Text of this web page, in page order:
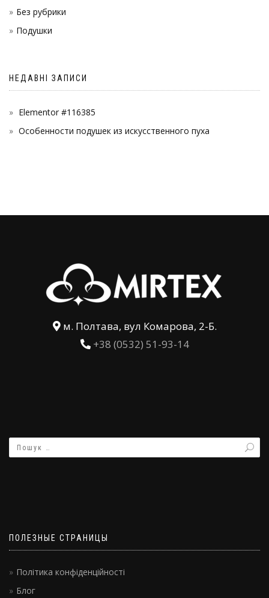
Без рубрики
Подушки
НЕДАВНІ ЗАПИСИ
Elementor #116385
Особенности подушек из искусственного пуха
м. Полтава, вул Комарова, 2-Б.
+38 (0532) 51-93-14
ПОЛЕЗНЫЕ СТРАНИЦЫ
Політика конфіденційності
Блог